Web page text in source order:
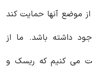
موضع آنها حمایت کند
داشته باشد. ما از
می کنیم که ریسک و